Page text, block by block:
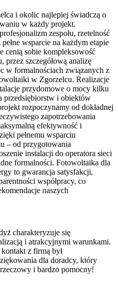
i okolic najlepiej świadczą o
w każdy projekt.
zespołu, rzetelność
wsparcie na każdym etapie
cenią sobie kompleksowość
przez szczegółową analizę
w formalnościach związanych z
w Zgorzelcu. Realizacje
przydomowe o mocy kilku
przedsiębiorstw i obiektów
rozpoczynamy od dokładnej
zapotrzebowania
efektywność i
pełnemu wsparciu
– od przygotowania
instalacji do operatora sieci
formalności. Fotowoltaika dla
to gwarancja satysfakcji,
współpracy, co
naszych
charakteryzuje się
i atrakcyjnymi warunkami.
z firmą był
dla doradcy, który
i bardzo pomocny!